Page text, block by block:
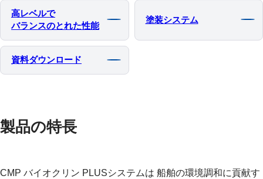
高レベルで
バランスのとれた性能
塗装システム
資料ダウンロード
製品の特長
CMP バイオクリン PLUSシステムは 船舶の環境調和に貢献す